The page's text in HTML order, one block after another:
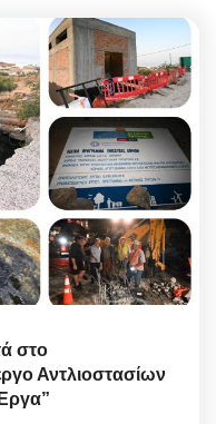
στο
Αντλιοστασίων